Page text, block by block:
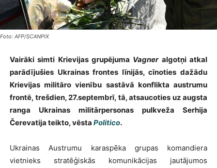
Foto: AFP/SCANPIX
Vairāki simti Krievijas grupējuma Vagneralgotņi atkal
parādījušies Ukrainas frontes līnijās, cīnoties dažādu
Krievijas militāro vienību sastāvā konflikta austrumu
frontē, trešdien, 27.septembrī, tā, atsaucoties uz augsta
ranga Ukrainas militārpersonas pulkveža Serhija
Čerevatija teikto, vēsta Politico.
Ukrainas Austrumu karaspēka grupas komandiera
vietnieks stratēģiskās komunikācijas jautājumos